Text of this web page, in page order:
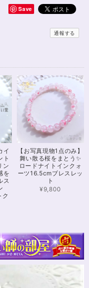
包もすごく丁寧で袋を開け
きたさざれも可愛くて綺麗
と思います。 この度は本
※16.5cmオーダー 努力を成功に導く✨ガーネット入りブレスレット15cm
とキラキラして、とても可
りました。まだ、気になる
せていただきたいと思いま
ありがとうございました。
ラソールアイが見える石も
シンデレラのパワーストーンブレスレット「夢は希むもの」✨ブルーカルセドニー16cm
Save
通報する
イ
ト
ン
を
ス
【お写真現物1点のみ】
舞い散る桜をまとう✨
ロードナイトインクォ
ーツ16.5cmブレスレッ
ト
¥9,800